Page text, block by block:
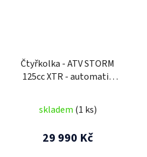
Čtyřkolka - ATV STORM
125cc XTR - automatic
skladem (1 ks)
29 990 Kč